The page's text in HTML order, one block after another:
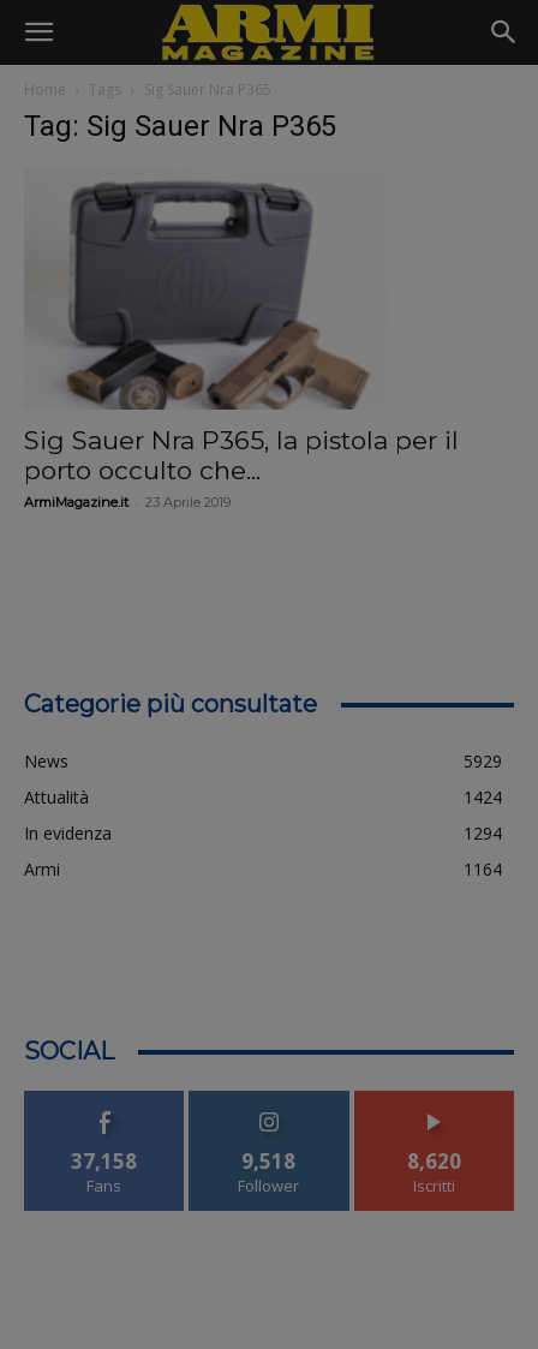
Home Tags Sig Sauer Nra P365
Tag: Sig Sauer Nra P365
Sig Sauer Nra P365, la pistola per il
porto occulto che...
ArmiMagazine.it 23 Aprile 2019
Categorie più consultate
News
5929
Attualità
1424
In evidenza
1294
Armi
1164
SOCIAL
37,158
Fans
9,518
Follower
8,620
Iscritti